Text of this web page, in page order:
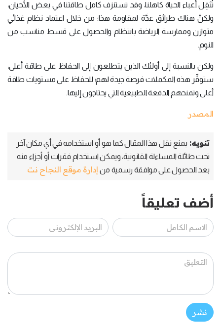
تُثقِل أعباء الحياة كاهلنا، وقد تستنزف كامل طاقتنا في بعض الأحيان،
ولكنَّ هناك طرائق عدَّة لمقاومة هذا؛ من خلال اعتماد نظام غذائي
متوازن وممارسة الرياضة بانتظام والحصول على قسط مناسب من
النوم.
ولكن بالنسبة إلى أولئك الذين يتطلعون إلى الحفاظ على طاقة أعلى،
ستوفِّر هذه المكملات فرصة جيدة لهم؛ للحفاظ على مستويات طاقة
أعلى وتمنحهم الدفعة الطبيعية التي يحتاجون إليها.
المصدر
تنويه: يمنع نقل هذا المقال كما هو أو استخدامه في أي مكان آخر
تحت طائلة المساءلة القانونية، ويمكن استخدام فقرات أو أجزاء منه
بعد الحصول على موافقة رسمية من إدارة موقع النجاح نت
أضف تعليقاً
نشر